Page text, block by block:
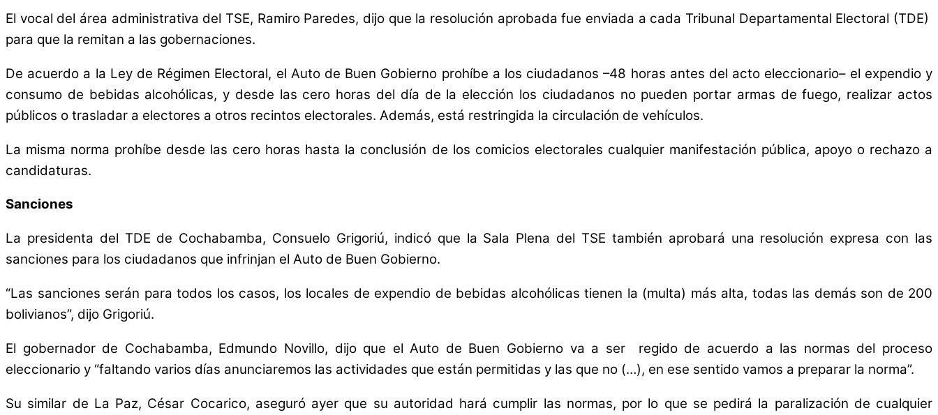
El vocal del área administrativa del TSE, Ramiro Paredes, dijo que la resolución aprobada fue enviada a cada Tribunal Departamental Electoral (TDE)
para que la remitan a las gobernaciones.
De acuerdo a la Ley de Régimen Electoral, el Auto de Buen Gobierno prohíbe a los ciudadanos –48 horas antes del acto eleccionario– el expendio y
consumo de bebidas alcohólicas, y desde las cero horas del día de la elección los ciudadanos no pueden portar armas de fuego, realizar actos
públicos o trasladar a electores a otros recintos electorales. Además, está restringida la circulación de vehículos.
La misma norma prohíbe desde las cero horas hasta la conclusión de los comicios electorales cualquier manifestación pública, apoyo o rechazo a
candidaturas.
Sanciones
La presidenta del TDE de Cochabamba, Consuelo Grigoriú, indicó que la Sala Plena del TSE también aprobará una resolución expresa con las
sanciones para los ciudadanos que infrinjan el Auto de Buen Gobierno.
“Las sanciones serán para todos los casos, los locales de expendio de bebidas alcohólicas tienen la (multa) más alta, todas las demás son de 200
bolivianos”, dijo Grigoriú.
El gobernador de Cochabamba, Edmundo Novillo, dijo que el Auto de Buen Gobierno va a ser regido de acuerdo a las normas del proceso
eleccionario y “faltando varios días anunciaremos las actividades que están permitidas y las que no (…), en ese sentido vamos a preparar la norma”.
Su similar de La Paz, César Cocarico, aseguró ayer que su autoridad hará cumplir las normas, por lo que se pedirá la paralización de cualquier